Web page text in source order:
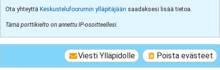
Ota yhteyttä Keskustelufoorumin ylläpitäjään saadaksesi lisää tietoa.
Tämä porttikielto on annettu IP-osoitteellesi.
Poista evästeet
Viesti Ylläpidolle